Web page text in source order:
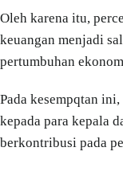
Oleh karena itu,
keuangan menjadi
pertumbuhan
Pada kesempqtan
kepada para kepala
berkontribusi pada